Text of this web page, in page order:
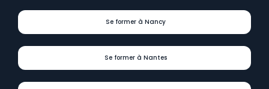
Se former à Nancy
Se former à Nantes